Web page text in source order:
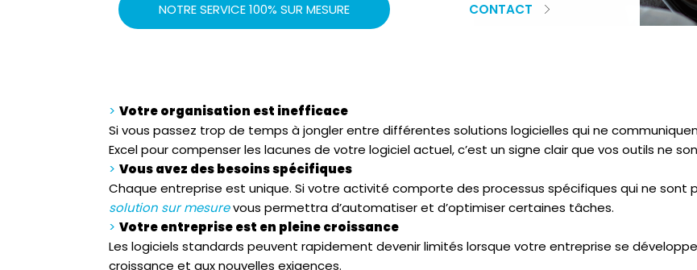
NOTRE SERVICE 100% SUR MESURE CONTACT
Votre organisation est inefficace
Si vous passez trop de temps à jongler entre différentes solutions logicielles qui ne
Excel pour compenser les lacunes de votre logiciel actuel, c’est un signe clair que vos outils ne
Vous avez des besoins spécifiques
Chaque entreprise est unique. Si votre activité comporte des processus spécifiques qui ne sont
solution sur mesurevous permettra d’automatiser et d’optimiser certaines tâches.
Votre entreprise est en pleine croissance
Les logiciels standards peuvent rapidement devenir limités lorsque votre entreprise se
croissance et aux nouvelles exigences.